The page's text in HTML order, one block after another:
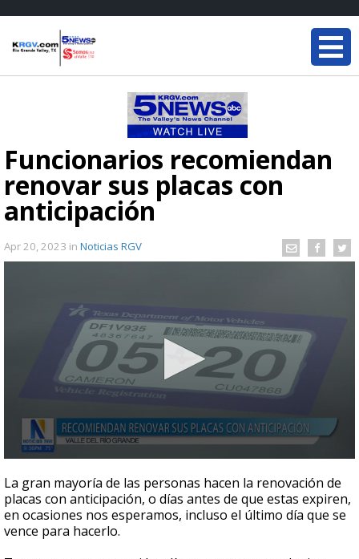
Funcionarios recomiendan
renovar sus placas con
anticipación
Apr 20, 2023 in Noticias RGV
seconds
of
1
minute,
40
seconds
La gran mayoría de las personas hacen la renovación de
placas con anticipación, o días antes de que estas expiren,
en ocasiones nos esperamos, incluso el último día que se
vence para hacerlo.